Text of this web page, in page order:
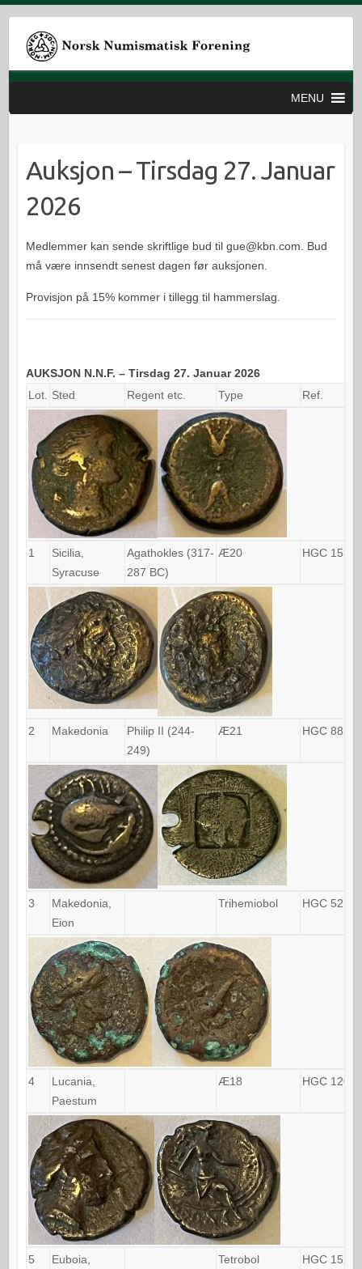
MENU
Auksjon – Tirsdag 27. Januar
2026
Medlemmer kan sende skriftlige bud til gue@kbn.com. Bud
må være innsendt senest dagen før auksjonen.
Provisjon på 15% kommer i tillegg til hammerslag.
AUKSJON N.N.F. – Tirsdag 27. Januar 2026
Lot.
Sted Regent etc. Type Ref.
1
Sicilia,
Syracuse
Agathokles (317-
287 BC)
Æ20 HGC 1537
2 Makedonia
Philip II (244-
249)
Æ21 HGC 882
3
Makedonia,
Eion
Trihemiobol HGC 521
4
Lucania,
Paestum
Æ18 HGC 1200
5
Euboia,
Tetrobol HGC 1525